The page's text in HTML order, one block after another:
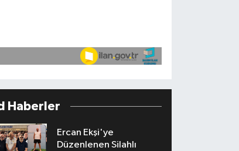
Haberler
Ercan Ekşi'ye
Düzenlenen Silahlı